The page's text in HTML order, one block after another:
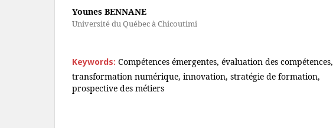
Younes BENNANE
Université du Québec à Chicoutimi
Keywords: Compétences émergentes, évaluation des compétences,
transformation numérique, innovation, stratégie de formation,
prospective des métiers